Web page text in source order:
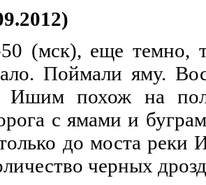
(мск), еще темно,
Поймали яму.
Ишим похож на
с ямами и
до моста
черных